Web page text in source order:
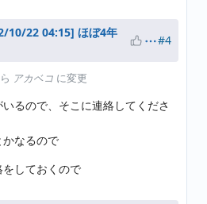
ほぼ4年
#4
アカベコ に変更
るので、そこに連絡してくださ
なるので
しておくので